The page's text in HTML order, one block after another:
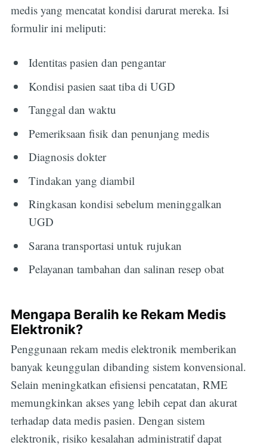
medis yang mencatat kondisi darurat mereka. Isi
formulir ini meliputi:
Identitas pasien dan pengantar
Kondisi pasien saat tiba di UGD
Tanggal dan waktu
Pemeriksaan fisik dan penunjang medis
Diagnosis dokter
Tindakan yang diambil
Ringkasan kondisi sebelum meninggalkan
UGD
Sarana transportasi untuk rujukan
Pelayanan tambahan dan salinan resep obat
Mengapa Beralih ke Rekam Medis
Elektronik?
Penggunaan rekam medis elektronik memberikan
banyak keunggulan dibanding sistem konvensional.
Selain meningkatkan efisiensi pencatatan, RME
memungkinkan akses yang lebih cepat dan akurat
terhadap data medis pasien. Dengan sistem
elektronik, risiko kesalahan administratif dapat